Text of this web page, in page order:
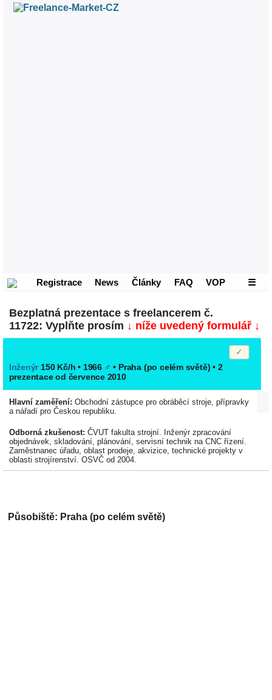
Registrace News Články FAQ VOP ☰
Bezplatná prezentace s freelancerem č.
11722: Vyplňte prosím ↓ níže uvedený formulář ↓
Inženýr 150 Kč/h • 1966 ♂ • Praha (po celém světě) • 2
prezentace od července 2010
Hlavní zaměření: Obchodní zástupce pro obráběcí stroje, přípravky
a nářadí pro Českou republiku.
Odborná zkušenost: ČVUT fakulta strojní. Inženýr zpracování
objednávek, skladování, plánování, servisní technik na CNC řízení.
Zaměstnanec úřadu, oblast prodeje, akvizice, technické projekty v
oblasti strojírenství. OSVČ od 2004.
Působiště: Praha (po celém světě)